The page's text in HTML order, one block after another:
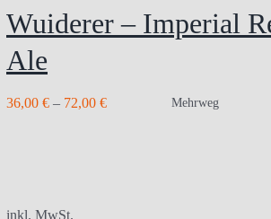
Wuiderer – Imperial
Ale
36,00 € – 72,00 € Mehrweg
inkl. MwSt.